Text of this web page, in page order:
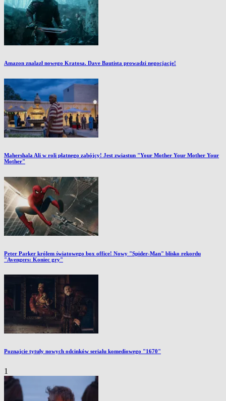
Amazon znalazł nowego Kratosa. Dave Bautista prowadzi negocjacje!
Mahershala Ali w roli płatnego zabójcy! Jest zwiastun "Your Mother Your Mother Your
Mother"
Peter Parker królem światowego box office! Nowy "Spider-Man" blisko rekordu
"Avengers: Koniec gry"
Poznajcie tytuły nowych odcinków serialu komediowego "1670"
1